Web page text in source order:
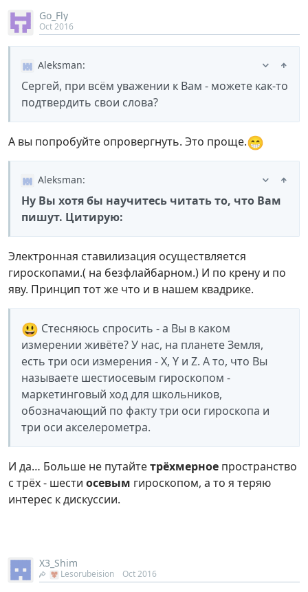
Go_Fly
Oct 2016
Aleksman:
Сергей, при всём уважении к Вам - можете как-то
подтвердить свои слова?
А вы попробуйте опровергнуть. Это проще.😁
Aleksman:
Ну Вы хотя бы научитесь читать то, что Вам
пишут. Цитирую:
Электронная ставилизация осуществляется
гироскопами.( на безфлайбарном.) И по крену и по
яву. Принцип тот же что и в нашем квадрике.
😃 Стесняюсь спросить - а Вы в каком
измерении живёте? У нас, на планете Земля,
есть три оси измерения - X, Y и Z. А то, что Вы
называете шестиосевым гироскопом -
маркетинговый ход для школьников,
обозначающий по факту три оси гироскопа и
три оси акселерометра.
И да… Больше не путайтетрёхмерное пространство
с трёх - шести осевым гироскопом, а то я теряю
интерес к дискуссии.
X3_Shim
Lesorubeision Oct 2016